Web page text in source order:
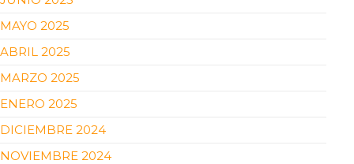
MAYO 2025
ABRIL 2025
MARZO 2025
ENERO 2025
DICIEMBRE 2024
NOVIEMBRE 2024